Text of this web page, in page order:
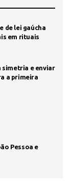
de lei gaúcha
em rituais
simetria e enviar
a primeira
Pessoa e